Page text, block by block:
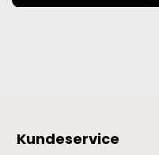
Kundeservice